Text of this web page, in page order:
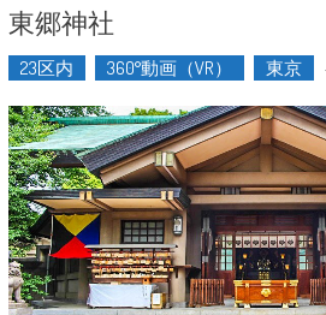
東郷神社
23区内 360°動画（VR） 東京